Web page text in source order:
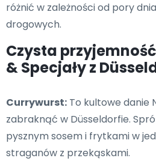
różnić w zależności od pory
drogowych.
Czysta
& Specjały z
Currywurst: To kultowe danie
zabraknąć w Düsseldorfie.
pysznym sosem i frytkami w
straganów z przekąskami.